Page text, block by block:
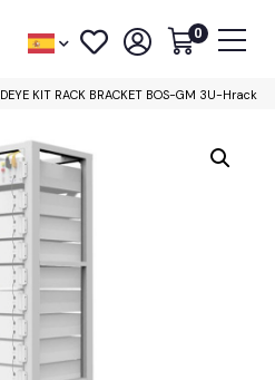
0
DEYE KIT RACK BRACKET BOS-GM 3U-Hrack